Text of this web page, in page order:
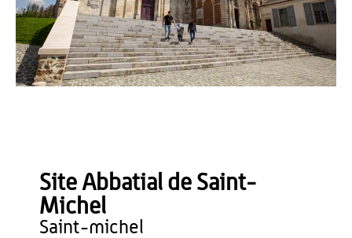
Site Abbatial de Saint-
Michel
saint-michel